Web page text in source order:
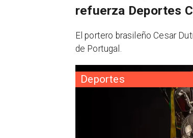
Deportes
refuerza Deportes
El portero brasileño Cesar
de Portugal.